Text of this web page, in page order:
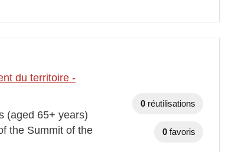
du territoire -
(aged 65+ years)
the Summit of the
0 réutilisations
0 favoris